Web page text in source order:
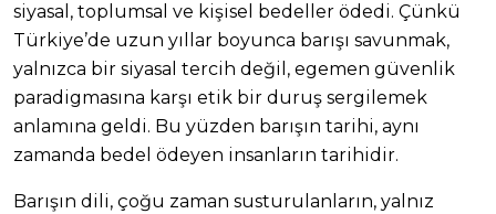
siyasal, toplumsal ve kişisel bedeller ödedi. Çünkü
Türkiye’de uzun yıllar boyunca barışı savunmak,
yalnızca bir siyasal tercih değil, egemen güvenlik
paradigmasına karşı etik bir duruş sergilemek
anlamına geldi. Bu yüzden barışın tarihi, aynı
zamanda bedel ödeyen insanların tarihidir.
Barışın dili, çoğu zaman susturulanların, yalnız